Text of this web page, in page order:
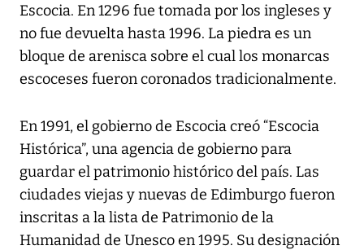
Escocia. En 1296 fue tomada por los ingleses y
no fue devuelta hasta 1996. La piedra es un
bloque de arenisca sobre el cual los monarcas
escoceses fueron coronados tradicionalmente.
En 1991, el gobierno de Escocia creó “Escocia
Histórica”, una agencia de gobierno para
guardar el patrimonio histórico del país. Las
ciudades viejas y nuevas de Edimburgo fueron
inscritas a la lista de Patrimonio de la
Humanidad de Unesco en 1995. Su designación